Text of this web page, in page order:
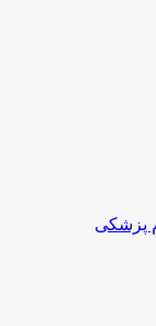
پزشکی